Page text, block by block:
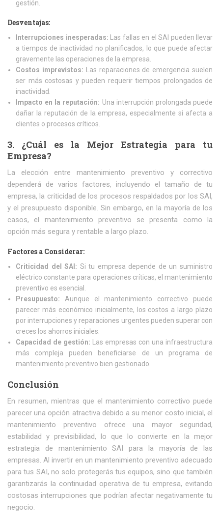
gestión.
Desventajas:
Interrupciones inesperadas: Las fallas en el SAI pueden llevar
a tiempos de inactividad no planificados, lo que puede afectar
gravemente las operaciones de la empresa.
Costos imprevistos: Las reparaciones de emergencia suelen
ser más costosas y pueden requerir tiempos prolongados de
inactividad.
Impacto en la reputación: Una interrupción prolongada puede
dañar la reputación de la empresa, especialmente si afecta a
clientes o procesos críticos.
3. ¿Cuál es la Mejor Estrategia para tu
Empresa?
La elección entre mantenimiento preventivo y correctivo
dependerá de varios factores, incluyendo el tamaño de tu
empresa, la criticidad de los procesos respaldados por los SAI,
y el presupuesto disponible. Sin embargo, en la mayoría de los
casos, el mantenimiento preventivo se presenta como la
opción más segura y rentable a largo plazo.
Factores a Considerar:
Criticidad del SAI: Si tu empresa depende de un suministro
eléctrico constante para operaciones críticas, el mantenimiento
preventivo es esencial.
Presupuesto: Aunque el mantenimiento correctivo puede
parecer más económico inicialmente, los costos a largo plazo
por interrupciones y reparaciones urgentes pueden superar con
creces los ahorros iniciales.
Capacidad de gestión: Las empresas con una infraestructura
más compleja pueden beneficiarse de un programa de
mantenimiento preventivo bien gestionado.
Conclusión
En resumen, mientras que el mantenimiento correctivo puede
parecer una opción atractiva debido a su menor costo inicial, el
mantenimiento preventivo ofrece una mayor seguridad,
estabilidad y previsibilidad, lo que lo convierte en la mejor
estrategia de mantenimiento SAI para la mayoría de las
empresas. Al invertir en un mantenimiento preventivo adecuado
para tus SAI, no solo protegerás tus equipos, sino que también
garantizarás la continuidad operativa de tu empresa, evitando
costosas interrupciones que podrían afectar negativamente tu
negocio.